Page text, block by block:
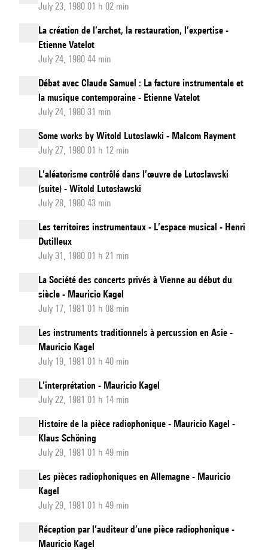
July 23, 1980 01 h 02 min
La création de l’archet, la restauration, l’expertise -
Etienne Vatelot
July 24, 1980 44 min
Débat avec Claude Samuel : La facture instrumentale et
la musique contemporaine - Etienne Vatelot
July 24, 1980 31 min
Some works by Witold Lutoslawki - Malcom Rayment
July 27, 1980 01 h 12 min
L’aléatorisme contrôlé dans l’œuvre de Lutoslawski
(suite) - Witold Lutosławski
July 28, 1980 43 min
Les territoires instrumentaux - L’espace musical - Henri
Dutilleux
July 31, 1980 01 h 21 min
La Société des concerts privés à Vienne au début du
siècle - Mauricio Kagel
July 17, 1981 01 h 08 min
Les instruments traditionnels à percussion en Asie -
Mauricio Kagel
July 19, 1981 01 h 40 min
L’interprétation - Mauricio Kagel
July 22, 1981 01 h 14 min
Histoire de la pièce radiophonique - Mauricio Kagel -
Klaus Schöning
July 29, 1981 01 h 49 min
Les pièces radiophoniques en Allemagne - Mauricio
Kagel
July 29, 1981 01 h 49 min
Réception par l’auditeur d’une pièce radiophonique -
Mauricio Kagel